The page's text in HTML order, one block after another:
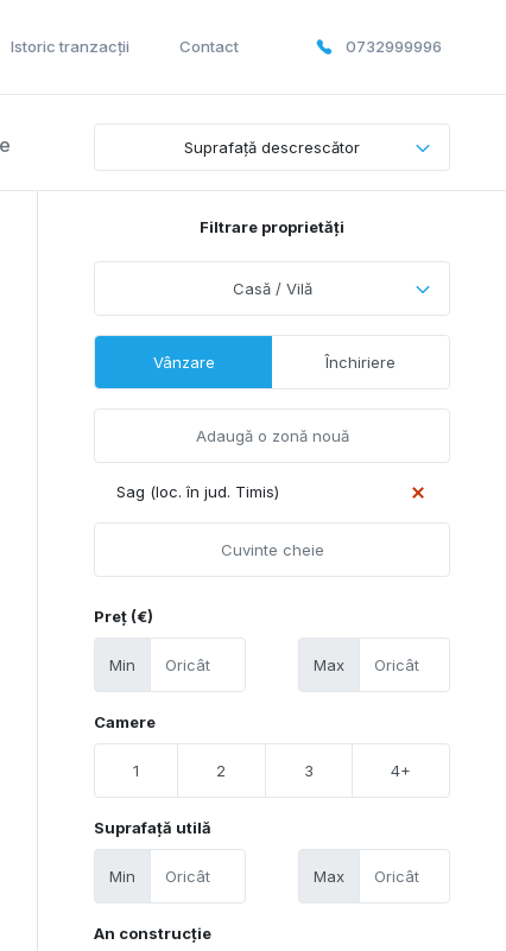
Istoric tranzacții Contact 0732999996
Suprafață descrescător
Filtrare proprietăți
Casă / Vilă
Vânzare Închiriere
Sag (loc. în jud. Timis)
Preț (€)
Min Max
Camere
1 2 3 4+
Suprafață utilă
Min Max
An construcție